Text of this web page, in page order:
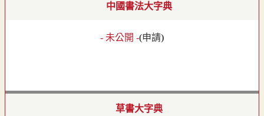
中國書法大字典
- 未公開 -(申請)
草書大字典